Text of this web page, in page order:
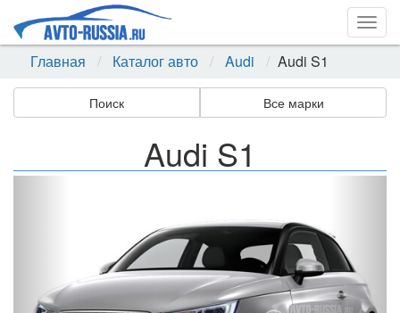
Главная
Каталог авто Audi Audi S1
Поиск Все марки
Audi S1